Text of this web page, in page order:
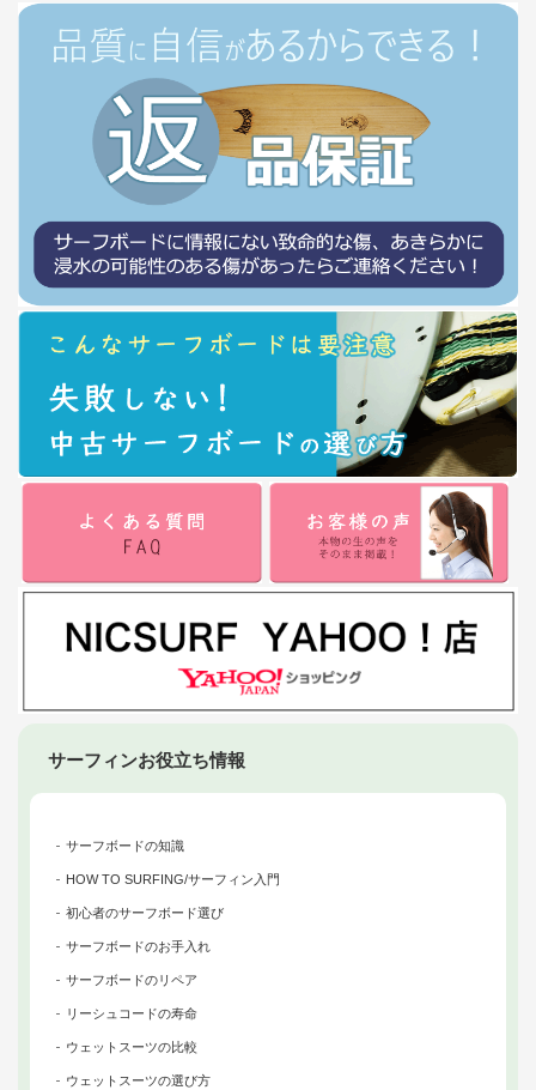
サーフィンお役立ち情報
サーフボードの知識
HOW TO SURFING/サーフィン入門
初心者のサーフボード選び
サーフボードのお手入れ
サーフボードのリペア
リーシュコードの寿命
ウェットスーツの比較
ウェットスーツの選び方